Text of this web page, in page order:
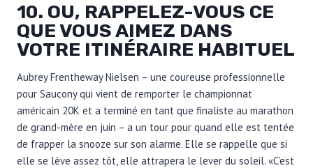
10. OU, RAPPELEZ-VOUS CE
QUE VOUS AIMEZ DANS
VOTRE ITINÉRAIRE HABITUEL
Aubrey Frentheway Nielsen – une coureuse professionnelle
pour Saucony qui vient de remporter le championnat
américain 20K et a terminé en tant que finaliste au marathon
de grand-mère en juin – a un tour pour quand elle est tentée
de frapper la snooze sur son alarme. Elle se rappelle que si
elle se lève assez tôt, elle attrapera le lever du soleil. «C’est